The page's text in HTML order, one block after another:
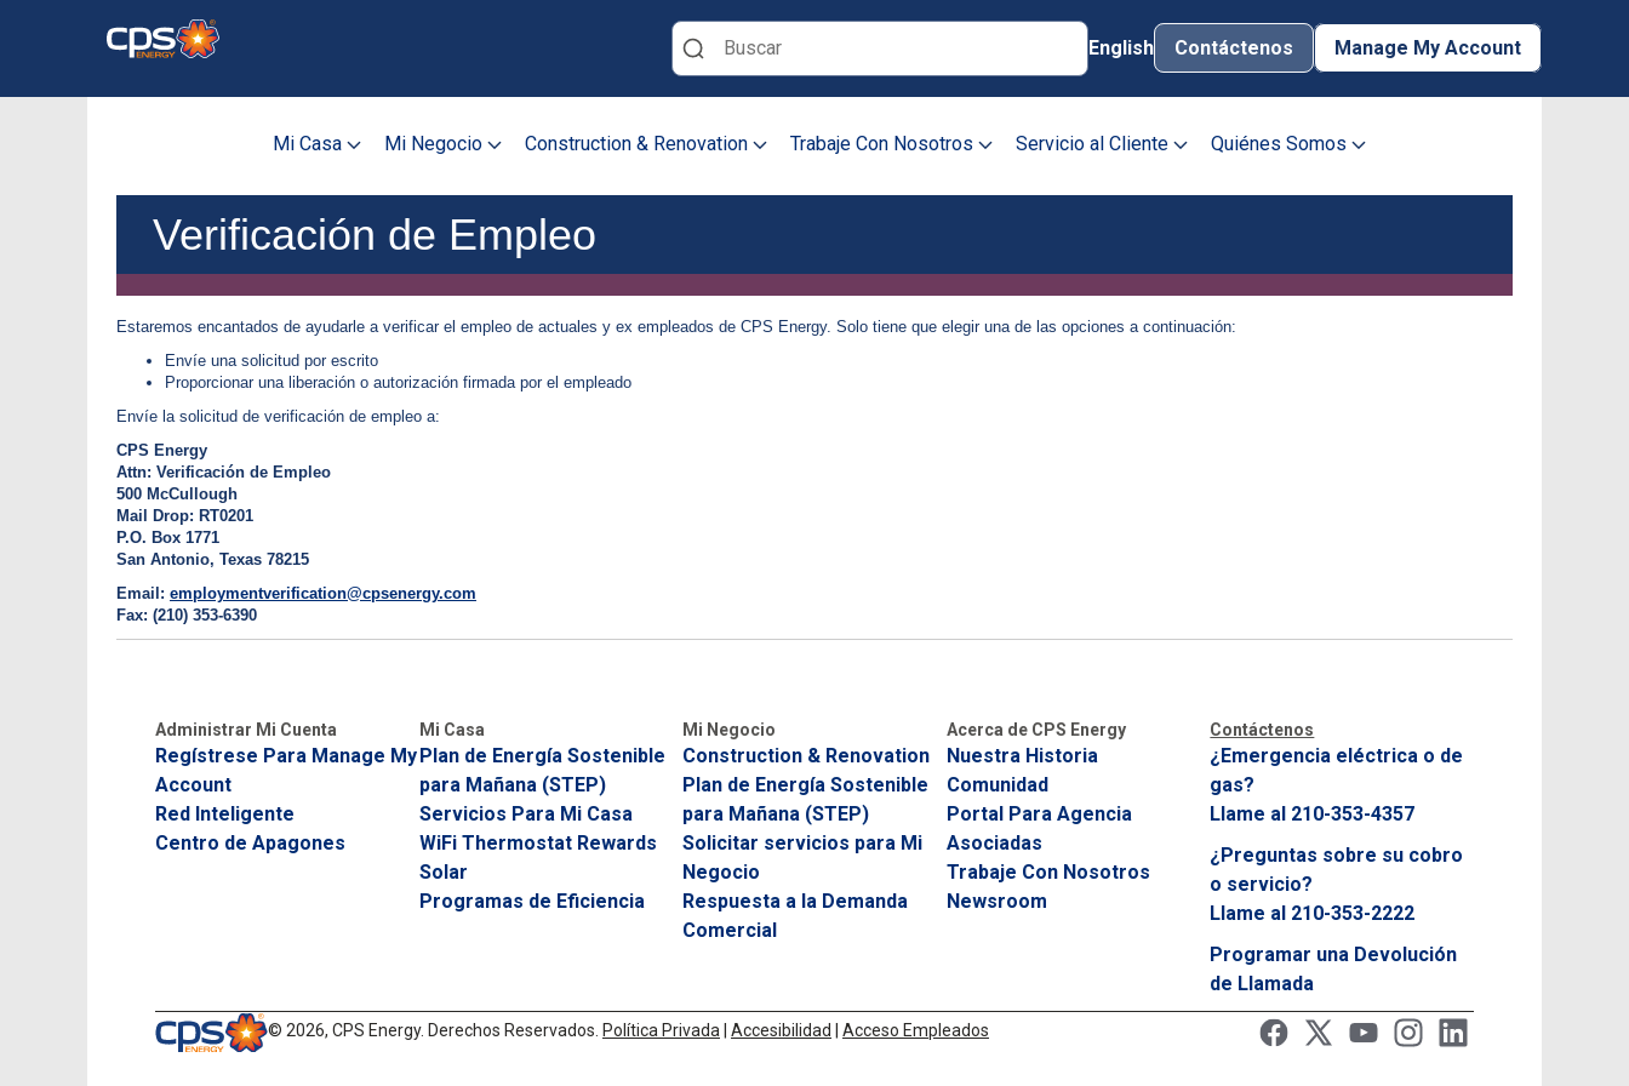
Buscar
English Contáctenos Manage My Account
Manage My Account
Mi Casa Mi Negocio Construction & Renovation Trabaje Con Nosotros Servicio al Cliente Quiénes Somos
Verificación de Empleo
Estaremos encantados de ayudarle a verificar el empleo de actuales y ex empleados de CPS Energy. Solo tiene que elegir una de las opciones a continuación:
Envíe una solicitud por escrito
Proporcionar una liberación o autorización firmada por el empleado
Envíe la solicitud de verificación​ de empleo a:​
CPS Energy
Attn: Verificación de Empleo
500 McCullough
Mail Drop: RT0201
P.O. Box 1771
San Antonio, Texas 78215
Email: employmentverification@cpsenergy.com
Fax: (210) 353-6390
Administrar Mi Cuenta
Regístrese Para Manage My
Account
Red Inteligente
Centro de Apagones
Mi Casa
Plan de Energía Sostenible
para Mañana (STEP)
Servicios Para Mi Casa
WiFi Thermostat Rewards
Solar
Programas de Eficiencia
Mi Negocio
Construction & Renovation
Plan de Energía Sostenible
para Mañana (STEP)
Solicitar servicios para Mi
Negocio
Respuesta a la Demanda
Comercial
Acerca de CPS Energy
Nuestra Historia
Comunidad
Portal Para Agencia
Asociadas
Trabaje Con Nosotros
Newsroom
Contáctenos
¿Emergencia eléctrica o de
gas?
Llame al 210-353-4357
¿Preguntas sobre su cobro
o servicio?
Llame al 210-353-2222
Programar una Devolución
de Llamada
© 2026, CPS Energy. Derechos Reservados. Política Privada Accesibilidad Acceso Empleados